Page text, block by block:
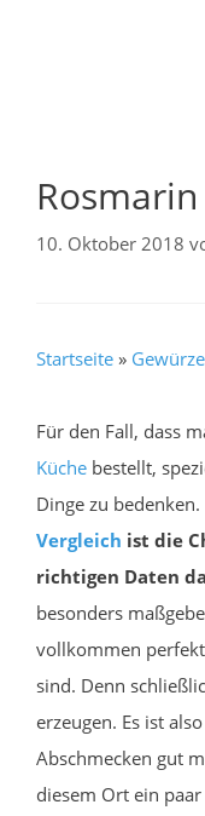
10. Oktober 2018
Startseite » Gewürze
Für den Fall, dass
Küche bestellt,
Dinge zu bedenken.
Vergleich ist die
richtigen Daten
besonders
vollkommen
sind. Denn
erzeugen. Es ist
Abschmecken gut
diesem Ort ein